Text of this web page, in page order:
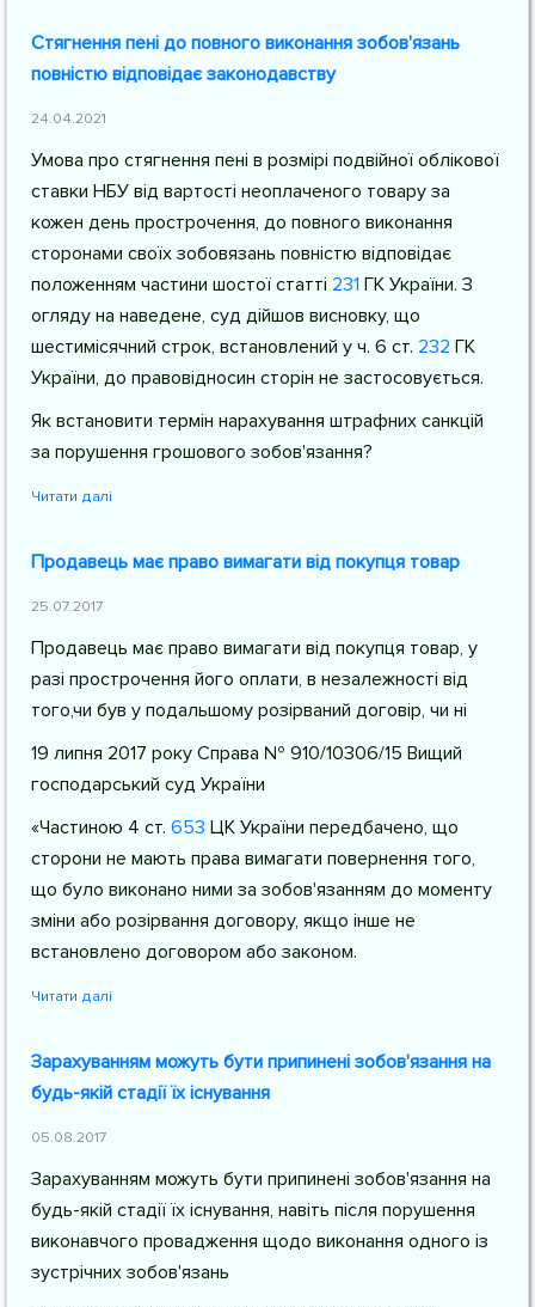
Стягнення пені до повного виконання зобов'язань
повністю відповідає законодавству
24.04.2021
Умова про стягнення пені в розмірі подвійної облікової
ставки НБУ від вартості неоплаченого товару за
кожен день прострочення, до повного виконання
сторонами своїх зобовязань повністю відповідає
положенням частини шостої статті 231 ГК України. З
огляду на наведене, суд дійшов висновку, що
шестимісячний строк, встановлений у ч. 6 ст. 232 ГК
України, до правовідносин сторін не застосовується.
Як встановити термін нарахування штрафних санкцій
за порушення грошового зобов'язання?
Читати далі
Продавець має право вимагати від покупця товар
25.07.2017
Продавець має право вимагати від покупця товар, у
разі прострочення його оплати, в незалежності від
того,чи був у подальшому розірваний договір, чи ні
19 липня 2017 року Справа № 910/10306/15 Вищий
господарський суд України
«Частиною 4 ст. 653 ЦК України передбачено, що
сторони не мають права вимагати повернення того,
що було виконано ними за зобов'язанням до моменту
зміни або розірвання договору, якщо інше не
встановлено договором або законом.
Читати далі
Зарахуванням можуть бути припинені зобов'язання на
будь-якій стадії їх існування
05.08.2017
Зарахуванням можуть бути припинені зобов'язання на
будь-якій стадії їх існування, навіть після порушення
виконавчого провадження щодо виконання одного із
зустрічних зобов'язань